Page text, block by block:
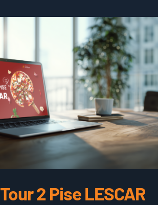
Tour 2 Pise LESCAR